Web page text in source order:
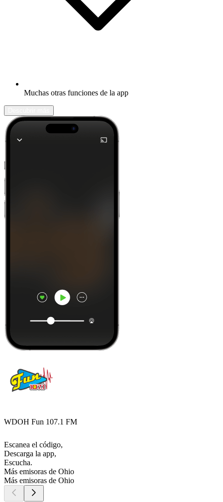
Muchas otras funciones de la app
WDOH Fun 107.1 FM
Escanea el código,
Descarga la app,
Escucha.
Más emisoras de Ohio
Más emisoras de Ohio